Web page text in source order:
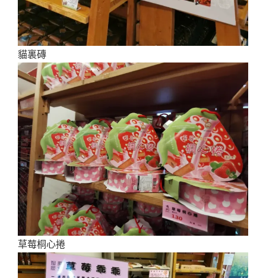
貓裏磚
草莓桐心捲